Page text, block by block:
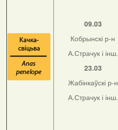
09.03
Кобрынскі р-н
А.Страчук і інш.
23.03
Жабінкаўскі р-н
А.Страчук і інш.